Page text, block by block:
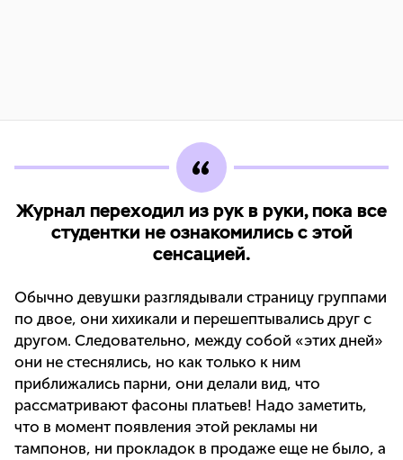
Журнал переходил из рук в руки, пока все
студентки не ознакомились с этой
сенсацией.
Обычно девушки разглядывали страницу группами
по двое, они хихикали и перешептывались друг с
другом. Следовательно, между собой «этих дней»
они не стеснялись, но как только к ним
приближались парни, они делали вид, что
рассматривают фасоны платьев! Надо заметить,
что в момент появления этой рекламы ни
тампонов, ни прокладок в продаже еще не было, а